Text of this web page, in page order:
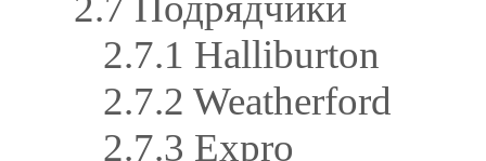
2.7.1 Halliburton
2.7.2 Weatherford
2.7.3 Expro